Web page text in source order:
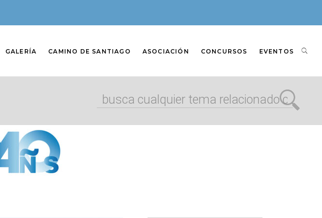
GALERÍA CAMINO DE SANTIAGO ASOCIACIÓN CONCURSOS EVENTOS